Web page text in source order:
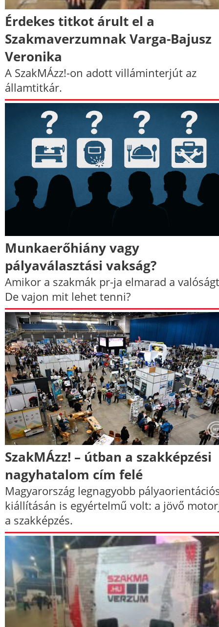
Érdekes titkot árult el a
Szakmaverzumnak Varga-Bajusz
Veronika
A SzakMÁzz!-on adott villáminterjút az
államtitkár.
Munkaerőhiány vagy
pályaválasztási vakság?
Amikor a szakmák pr-ja elmarad a
De vajon mit lehet tenni?
SzakMÁzz! – útban a szakképzési
nagyhatalom cím felé
Magyarország legnagyobb
kiállításán is egyértelmű volt: a jövő
a szakképzés.